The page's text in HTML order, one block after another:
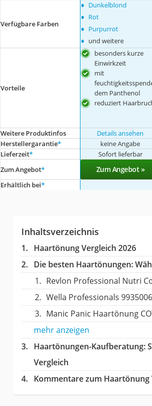
Verfügbare Farben
• Dunkelblond
• Rot
• Purpurrot
• und weitere
Vorteile
besonders kurze
Einwirkzeit
mit
dem Panthenol
reduziert
Weitere Produktinfos
Details ansehen
Herstellergarantie* keine Angabe
Lieferzeit* Sofort lieferbar
Zum Angebot* Zum Angebot »
Erhältlich bei*
Inhaltsverzeichnis
Haartönung Vergleich 2026
Die besten Haartönungen:
Revlon Professional Nutri
Wella Professionals
Manic Panic Haartönung
mehr anzeigen
Haartönungen-Kaufberatung:
Vergleich
Kommentare zum Haartönung